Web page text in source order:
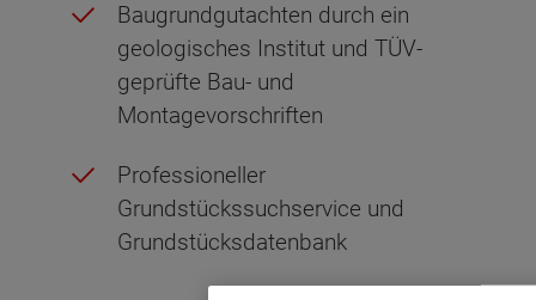
Baugrundgutachten durch ein
geologisches Institut und TÜV-
geprüfte Bau- und
Montagevorschriften
Professioneller
Grundstückssuchservice und
Grundstücksdatenbank